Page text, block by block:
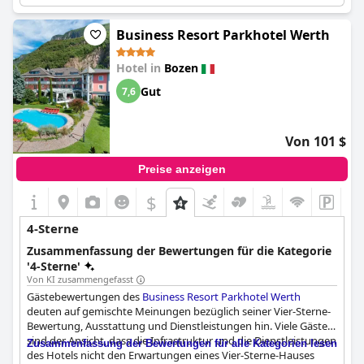
fehlten, wurde das Hotel insgesamt als eine echte Vier-Sterne-
Option angesehen. Die Gäste schätzten vor allem die Bolzano
Card, die ihnen während ihres Aufenthalts einen Mehrwert bot.
Business Resort Parkhotel Werth
Hotel in Bozen
7,6 Gut
Von 101 $
Preise anzeigen
$
4-Sterne
Zusammenfassung der Bewertungen für die Kategorie
'4-Sterne'
Von KI zusammengefasst
Gästebewertungen des Business Resort Parkhotel Werth
deuten auf gemischte Meinungen bezüglich seiner Vier-Sterne-
Bewertung, Ausstattung und Dienstleistungen hin. Viele Gäste
sind der Ansicht, dass die Infrastruktur und die Dienstleistungen
des Hotels nicht den Erwartungen eines Vier-Sterne-Hauses
Zusammenfassung der Bewertungen für alle Kategorien lesen